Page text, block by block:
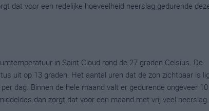
dat voor een redelijke hoeveelheid neerslag gedurende
in Saint Cloud rond de 27 graden Celsius. De
uit op 13 graden. Het aantal uren dat de zon zichtbaar is
dag. Binnen de hele maand valt er gedurende ongeveer 10
dan zorgt dat voor een maand met vrij veel neerslag.